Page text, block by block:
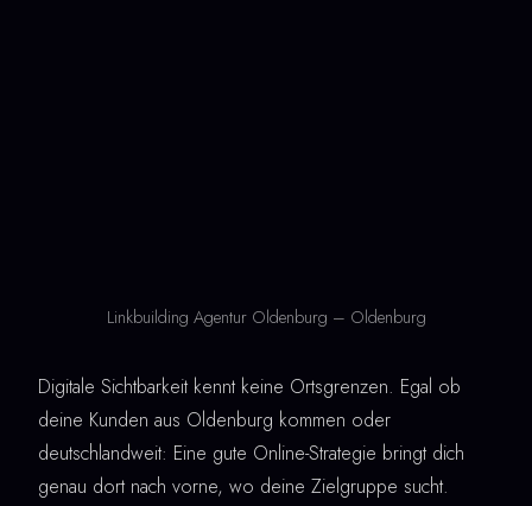
Linkbuilding Agentur Oldenburg – Oldenburg
Digitale Sichtbarkeit kennt keine Ortsgrenzen. Egal ob
deine Kunden aus Oldenburg kommen oder
deutschlandweit: Eine gute Online-Strategie bringt dich
genau dort nach vorne, wo deine Zielgruppe sucht.